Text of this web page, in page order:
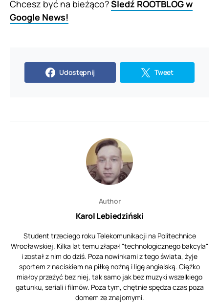
Chcesz być na bieżąco?Śledź ROOTBLOG w
Google News!
Udostępnij Tweet
Author
Karol Lebiedziński
Student trzeciego roku Telekomunikacji na Politechnice
Wrocławskiej. Kilka lat temu złapał "technologicznego bakcyla"
i został z nim do dziś. Poza nowinkami z tego świata, żyje
sportem z naciskiem na piłkę nożną i ligę angielską. Ciężko
miałby przeżyć bez niej, tak samo jak bez muzyki wszelkiego
gatunku, seriali i filmów. Poza tym, chętnie spędza czas poza
domem ze znajomymi.